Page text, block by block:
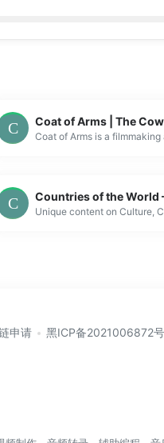
申请 黑ICP备2021006872号